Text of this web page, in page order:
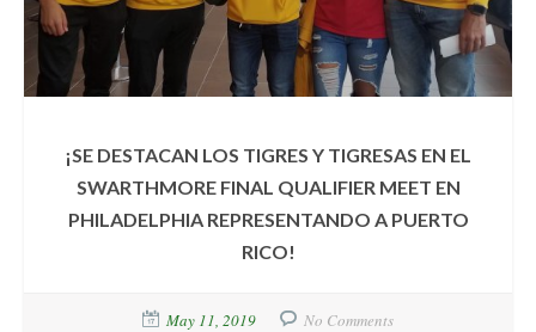
¡SE DESTACAN LOS TIGRES Y TIGRESAS EN EL
SWARTHMORE FINAL QUALIFIER MEET EN
PHILADELPHIA REPRESENTANDO A PUERTO
RICO!
May 11, 2019 No Comments